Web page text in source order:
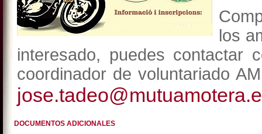
los
interesado, puedes contactar
coordinador de voluntariado
DOCUMENTOS ADICIONALES